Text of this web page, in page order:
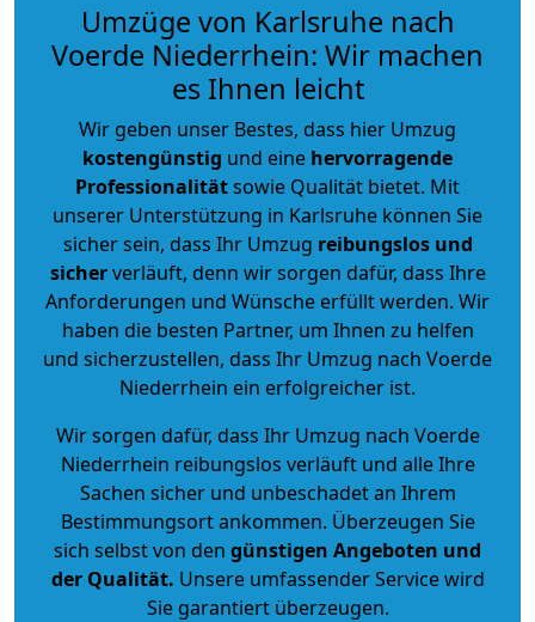
Umzüge von Karlsruhe nach
Voerde Niederrhein: Wir machen
es Ihnen leicht
Wir geben unser Bestes, dass hier Umzug
kostengünstig und eine hervorragende
Professionalitätsowie Qualität bietet. Mit
unserer Unterstützung in Karlsruhe können Sie
sicher sein, dass Ihr Umzug reibungslos und
sicherverläuft, denn wir sorgen dafür, dass Ihre
Anforderungen und Wünsche erfüllt werden. Wir
haben die besten Partner, um Ihnen zu helfen
und sicherzustellen, dass Ihr Umzug nach Voerde
Niederrhein ein erfolgreicher ist.
Wir sorgen dafür, dass Ihr Umzug nach Voerde
Niederrhein reibungslos verläuft und alle Ihre
Sachen sicher und unbeschadet an Ihrem
Bestimmungsort ankommen. Überzeugen Sie
sich selbst von den günstigen Angeboten und
der Qualität. Unsere umfassender Service wird
Sie garantiert überzeugen.